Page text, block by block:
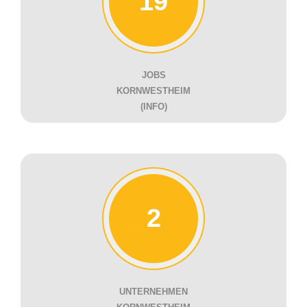
JOBS
KORNWESTHEIM
(INFO)
2
UNTERNEHMEN